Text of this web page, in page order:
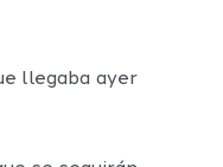
llegaba ayer